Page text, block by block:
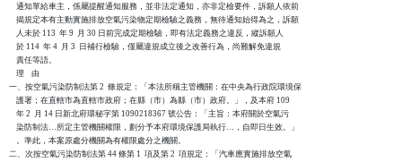
    通知單給車主，係屬提醒通知服務，並非法定通知，亦非定檢要件，訴願人依前
    揭規定本有主動實施排放空氣污染物定期檢驗之義務，無待通知始得為之，訴願
    人未於 113  年 9  月 30 日前完成定期檢驗，即有法定義務之違反，縱訴願人
    於 114  年 4  月 3  日補行檢驗，僅屬違規成立後之改善行為，尚難解免違規
    責任等語。
    理    由
一、按空氣污染防制法第 2  條規定：「本法所稱主管機關：在中央為行政院環境保
    護署；在直轄市為直轄市政府；在縣（市）為縣（市）政府。」，及本府 109
    年 2  月 14 日新北府環秘字第 1090218367 號公告：「主旨：本府關於空氣污
    染防制法…所定主管機關權限，劃分予本府環境保護局執行…，自即日生效。」
    。準此，本案原處分機關為有權限處分之機關。
二、次按空氣污染防制法第 44 條第 1  項及第 2  項規定：「汽車應實施排放空氣